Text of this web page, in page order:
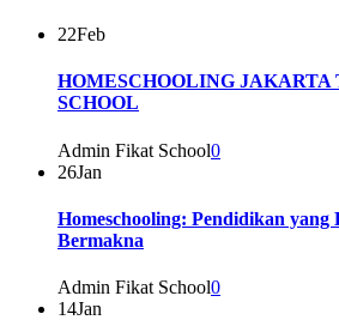
22Feb
HOMESCHOOLING
SCHOOL
Admin Fikat School0
26Jan
Homeschooling: Pendidikan
Bermakna
Admin Fikat School0
14Jan